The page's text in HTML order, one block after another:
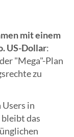
mit einem
US-Dollar:
"Mega"-Plan
zu
in
das